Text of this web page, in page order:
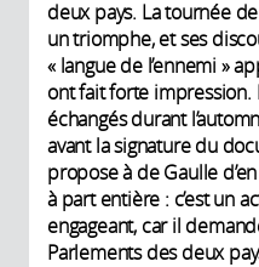
deux pays. La tournée
un triomphe, et ses
« langue de l’ennemi »
ont fait forte
échangés durant
avant la signature du
propose à de Gaulle
à part entière : c’est un
engageant, car il
Parlements des deux